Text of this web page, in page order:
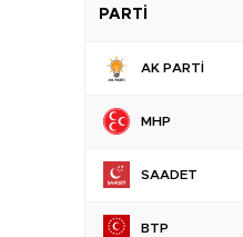
PARTİ
AK PARTİ
MHP
SAADET
BTP